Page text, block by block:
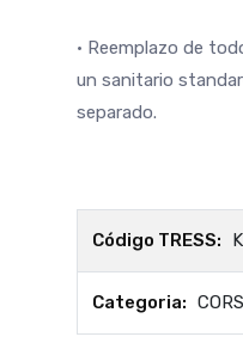
• Reemplazo de
un sanitario
separado.
Código TRESS:
Categoria: